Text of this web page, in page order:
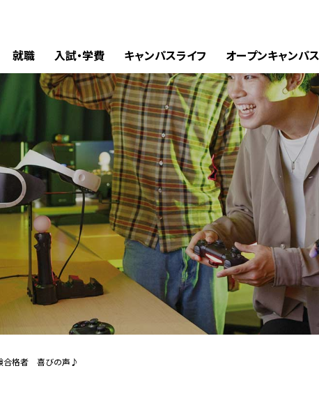
就職 入試・学費 キャンパスライフ オープンキャンパス
合格者 喜びの声♪